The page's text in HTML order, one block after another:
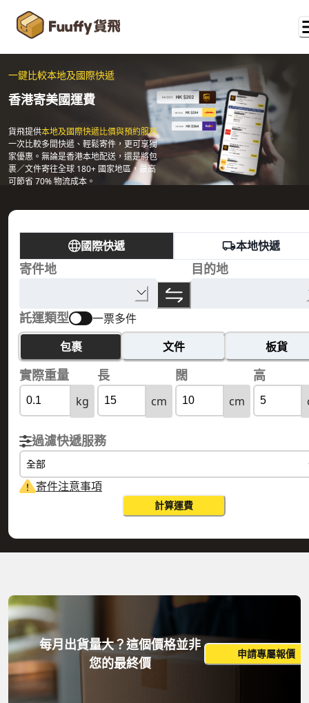
一鍵比較本地及國際快遞
香港寄美國運費
貨飛提供本地及國際快遞比價與預約服務
一次比較多間快遞、輕鬆寄件，更可享獨
家優惠。無論是香港本地配送，還是將包
裹／文件寄往全球 180+ 國家地區，最高
可節省 70% 物流成本。
國際快遞 本地快遞
寄件地 目的地
託運類型 一票多件
包裹 文件 板貨
實際重量 長 闊 高
kg cm cm
過濾快遞服務
全部
寄件注意事項
計算運費
香港
南部地區
實際重量 計費重量
每月出貨量大？這個價格並非
您的最終價
申請專屬報價